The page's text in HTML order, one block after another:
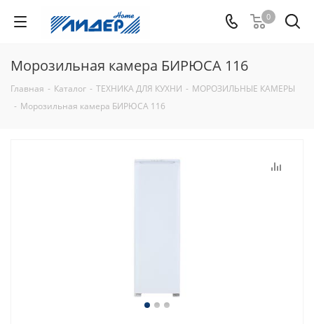
0
Морозильная камера БИРЮСА 116
Главная - Каталог - ТЕХНИКА ДЛЯ КУХНИ - МОРОЗИЛЬНЫЕ КАМЕРЫ
- Морозильная камера БИРЮСА 116